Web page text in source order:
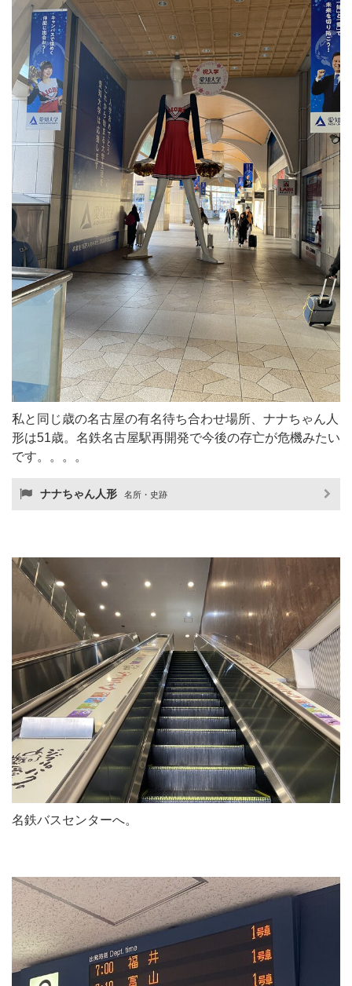
私と同じ歳の名古屋の有名待ち合わせ場所、ナナちゃん人
形は51歳。名鉄名古屋駅再開発で今後の存亡が危機みたい
です。。。。
ナナちゃん人形 名所・史跡
名鉄バスセンターへ。